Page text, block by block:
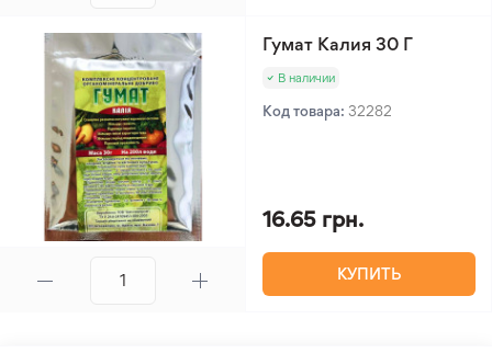
Гумат Калия 30 Г
В наличии
Код товара: 32282
16.65 грн.
КУПИТЬ